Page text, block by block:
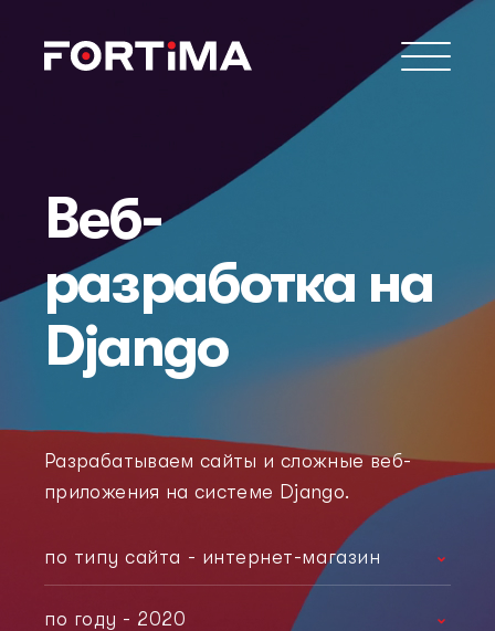
Веб-
разработка на
Django
Разрабатываем сайты и сложные веб-
приложения на системе Django.
по типу сайта - интернет-магазин
любой тип
по году - 2020